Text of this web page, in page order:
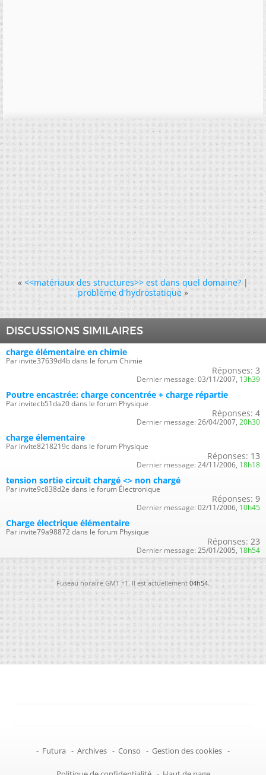
« <<matériaux des structures>> est dans quel domaine?|
problème d'hydrostatique »
DISCUSSIONS SIMILAIRES
charge élémentaire en chimie
Par invite37639d4b dans le forum Chimie
Réponses: 3
Dernier message: 03/11/2007, 13h39
Poutre encastrée: charge concentrée + charge répartie
Par invitecb51da20 dans le forum Physique
Réponses: 4
Dernier message: 26/04/2007, 20h30
charge élementaire
Par invite8218219c dans le forum Physique
Réponses: 13
Dernier message: 24/11/2006, 18h18
tension sortie circuit chargé <> non chargé
Par invite9c838d2e dans le forum Électronique
Réponses: 9
Dernier message: 02/11/2006, 10h45
Charge électrique élémentaire
Par invite79a98872 dans le forum Physique
Réponses: 23
Dernier message: 25/01/2005, 18h54
Fuseau horaire GMT +1. Il est actuellement04h54.
- Futura - Archives - Conso - Gestion des cookies -